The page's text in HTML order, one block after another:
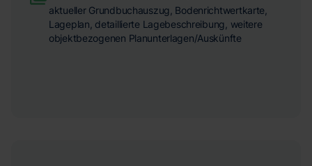
aktueller Grundbuchauszug, Bodenrichtwertkarte,
Lageplan, detaillierte Lagebeschreibung, weitere
objektbezogenen Planunterlagen/Auskünfte